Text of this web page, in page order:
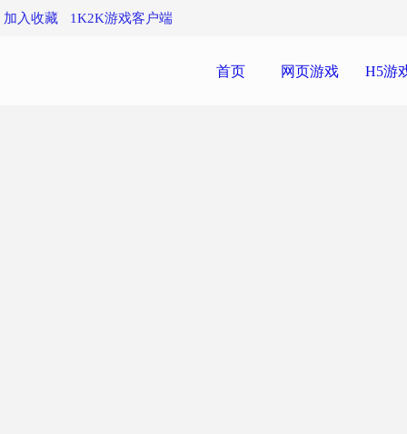
加入收藏 1K2K游戏客户端
首页 网页游戏 H5游